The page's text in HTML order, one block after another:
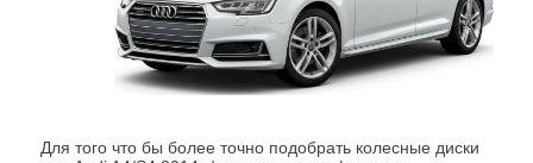
Для того что бы более точно подобрать колесные диски